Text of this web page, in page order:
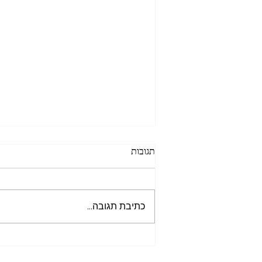
בין הצלב לכוכב פרק מספר 1
תגובות
כתיבת תגובה...